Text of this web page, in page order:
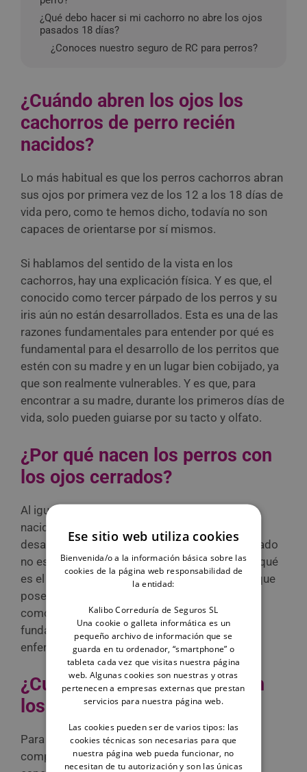
¿Qué debo hacer si mi cachorro no abre los ojos
pasados 18 días?
¿Conoces nuestro seguro de RC para perros?
¿Cuándo abren los ojos los
cachorros de perro recién
nacidos?
Lo más habitual es que los perros cachorros abran
sus ojos por primera vez de los 12 a los 18 días de
vida pero, como te hemos dicho, todavía no son
capaces de orientarse por sí mismos.
Si hablamos del sentido de la vista en los
cachorros, hay una explicación física. Y es que, el
conocido como tercer párpado de los perros y su
iris aún no están desarrollados. Esta es una de las
razones fundamentales para entender por qué es
fundamental para el desarrollo de los perritos que
estén con su madre y en un lugar bien cobijado, ya
que son realmente vulnerables. Y es que, para
encontrar a su madre, durante los primeros días de
vida, solo pueden guiarse por su tacto y olfato.
¿Por qué nacen los perros con
los ojos cerrados?
Al igual que ocurre con nuestros bebés recién
nacidos, los perros no nacen completamente
desarrollados. Al nacer, su iris y su tercer párpado
no están completamente desarrollados. ¿Que qué
es el tercer párpado? Es una capa protectora que
poseen algunos mamíferos, también conocida
como membrana nictitante, que tiene un papel
fundamental como defensa física ante
enfermedades como la conjuntivitis.
¿Cuándo empiezan a ver bien
los cachorros de perro?
Para que el cachorro haya desarrollado por
completo su capacidad de visión habrá que
Ese sitio web utiliza cookies
Bienvenida/o a la información básica sobre las
cookies de la página web responsabilidad de
la entidad:
Kalibo Correduría de Seguros SL
Una cookie o galleta informática es un
pequeño archivo de información que se
guarda en tu ordenador, “smartphone” o
tableta cada vez que visitas nuestra página
web. Algunas cookies son nuestras y otras
pertenecen a empresas externas que prestan
servicios para nuestra página web.
Las cookies pueden ser de varios tipos: las
cookies técnicas son necesarias para que
nuestra página web pueda funcionar, no
necesitan de tu autorización y son las únicas